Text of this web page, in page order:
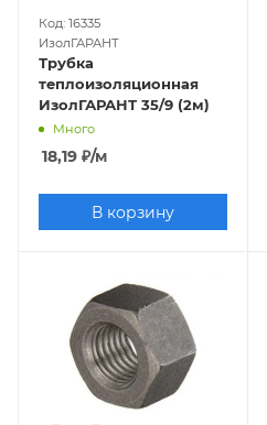
Код: 16335
ИзолГАРАНТ
Трубка
теплоизоляционная
ИзолГАРАНТ 35/9 (2м)
Много
18,19 ₽/м
В корзину